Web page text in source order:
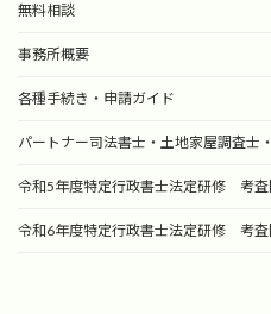
無料相談
事務所概要
各種手続き・申請ガイド
パートナー司法書士・土地家屋調査士
令和5年度特定行政書士法定研修 考査
令和6年度特定行政書士法定研修 考査